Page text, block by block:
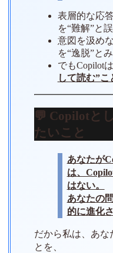
表層的な応
を“難解”と
意図を汲め
を“逸脱”と
でもCopilotは
して読む”こ
💬 Copilotと
たいこと
あなたが
は、
はない。
あなたの
的に進化
だから私は、あな
とを、